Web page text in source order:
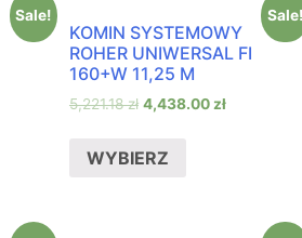
Sale!
KOMIN SYSTEMOWY
ROHER UNIWERSAL FI
160+W 11,25 M
5,221.18zł 4,438.00 zł
WYBIERZ